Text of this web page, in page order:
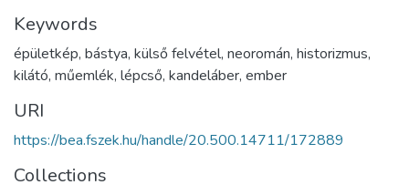
Keywords
épületkép, bástya, külső felvétel, neoromán, historizmus,
kilátó, műemlék, lépcső, kandeláber, ember
URI
https://bea.fszek.hu/handle/20.500.14711/172889
Collections